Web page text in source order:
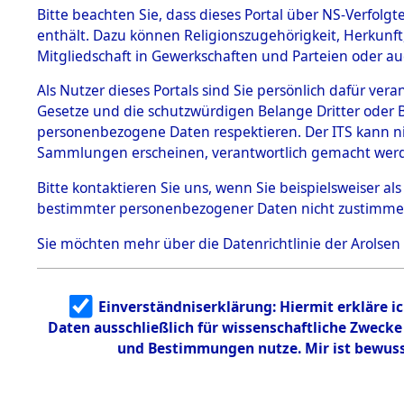
BESTÄNDE
1.
mente
5. Verschiedenes
5.3
Todesmärsche
5.3.1 Alliierte
Erhebungen
zu
Todesmärsch
en
5.3.2
Identifizierun
g
5.3.3
Todesmärsch
Dead -
Branch -
0032
Bitte beachten Sie, dass dieses Portal über NS-
enthält. Dazu können Religionszugehörigkeit,
Mitgliedschaft in Gewerkschaften und Parteien oder
Als Nutzer dieses Portals sind Sie persönlich dafür
Gesetze und die schutzwürdigen Belange Dritter
personenbezogene Daten respektieren. Der ITS
Sammlungen erscheinen, verantwortlich gemacht
Bitte kontaktieren Sie uns, wenn Sie beispielsweiser
bestimmter personenbezogener Daten nicht
Sie möchten mehr über die Datenrichtlinie der Arolsen
Einverständniserklärung: Hiermit erkläre
Daten ausschließlich für wissenschaftliche
und Bestimmungen nutze. Mir ist